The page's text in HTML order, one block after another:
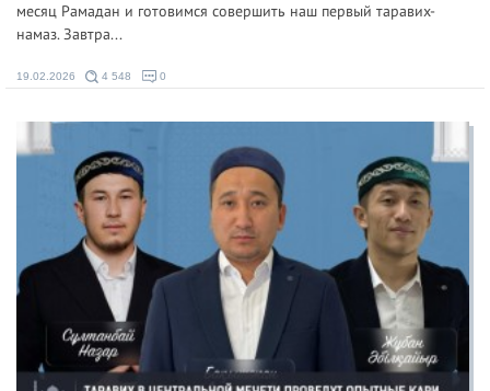
месяц Рамадан и готовимся совершить наш первый таравих-
намаз. Завтра...
19.02.2026 4 548 0